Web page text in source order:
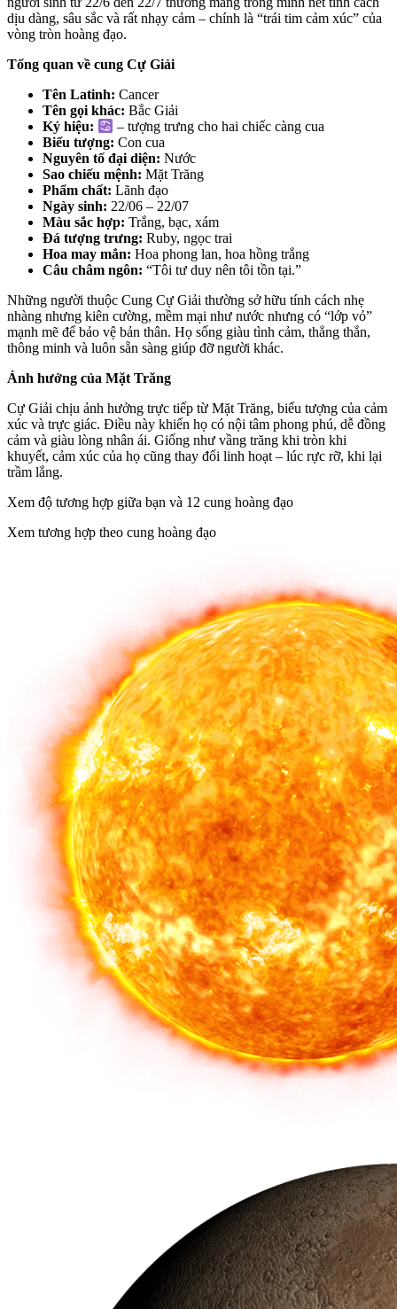
dịu dàng, sâu sắc và rất nhạy cảm – chính là “trái tim cảm xúc” của
vòng tròn hoàng đạo.
Tổng quan về cung Cự Giải
Tên Latinh: Cancer
Tên gọi khác: Bắc Giải
Ký hiệu:
– tượng trưng cho hai chiếc càng cua
Biểu tượng: Con cua
Nguyên tố đại diện: Nước
Sao chiếu mệnh: Mặt Trăng
Phẩm chất: Lãnh đạo
Ngày sinh: 22/06 – 22/07
Màu sắc hợp: Trắng, bạc, xám
Đá tượng trưng: Ruby, ngọc trai
Hoa may mắn: Hoa phong lan, hoa hồng trắng
Câu châm ngôn: “Tôi tư duy nên tôi tồn tại.”
Những người thuộc Cung Cự Giải thường sở hữu tính cách nhẹ
nhàng nhưng kiên cường, mềm mại như nước nhưng có “lớp vỏ”
mạnh mẽ để bảo vệ bản thân. Họ sống giàu tình cảm, thẳng thắn,
thông minh và luôn sẵn sàng giúp đỡ người khác.
Ảnh hưởng của Mặt Trăng
Cự Giải chịu ảnh hưởng trực tiếp từ Mặt Trăng, biểu tượng của cảm
xúc và trực giác. Điều này khiến họ có nội tâm phong phú, dễ đồng
cảm và giàu lòng nhân ái. Giống như vầng trăng khi tròn khi
khuyết, cảm xúc của họ cũng thay đổi linh hoạt – lúc rực rỡ, khi lại
trầm lắng.
Xem độ tương hợp giữa bạn và 12 cung hoàng đạo
Xem tương hợp theo cung hoàng đạo